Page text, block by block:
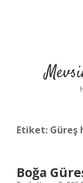
Etiket: Güreş
Boğa